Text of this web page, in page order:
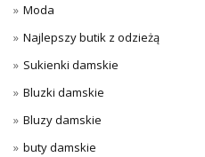
Moda
Najlepszy butik z odzieżą
Sukienki damskie
Bluzki damskie
Bluzy damskie
buty damskie